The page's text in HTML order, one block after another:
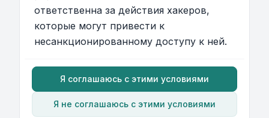
ответственна за действия хакеров,
которые могут привести к
несанкционированному доступу к ней.
Я соглашаюсь с этими условиями
Я не соглашаюсь с этими условиями